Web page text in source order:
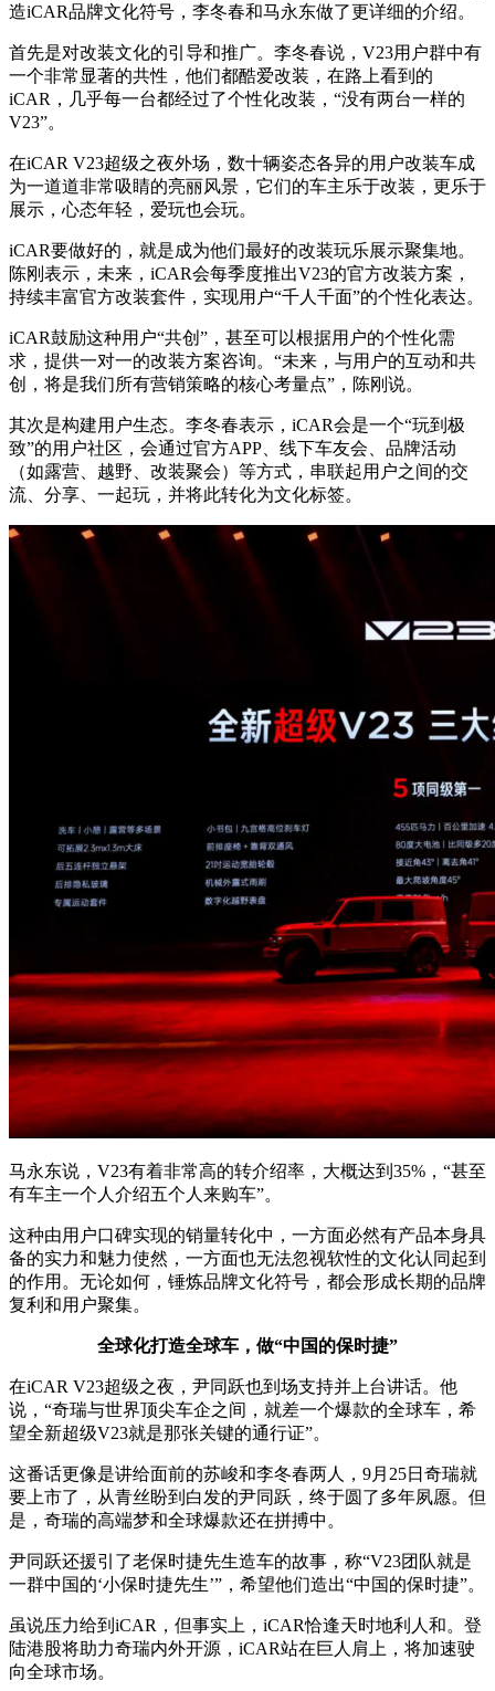
造iCAR品牌文化符号，李冬春和马永东做了更详细的介绍。
首先是对改装文化的引导和推广。李冬春说，V23用户群中有
一个非常显著的共性，他们都酷爱改装，在路上看到的
iCAR，几乎每一台都经过了个性化改装，“没有两台一样的
V23”。
在iCAR V23超级之夜外场，数十辆姿态各异的用户改装车成
为一道道非常吸睛的亮丽风景，它们的车主乐于改装，更乐于
展示，心态年轻，爱玩也会玩。
iCAR要做好的，就是成为他们最好的改装玩乐展示聚集地。
陈刚表示，未来，iCAR会每季度推出V23的官方改装方案，
持续丰富官方改装套件，实现用户“千人千面”的个性化表达。
iCAR鼓励这种用户“共创”，甚至可以根据用户的个性化需
求，提供一对一的改装方案咨询。“未来，与用户的互动和共
创，将是我们所有营销策略的核心考量点”，陈刚说。
其次是构建用户生态。李冬春表示，iCAR会是一个“玩到极
致”的用户社区，会通过官方APP、线下车友会、品牌活动
（如露营、越野、改装聚会）等方式，串联起用户之间的交
流、分享、一起玩，并将此转化为文化标签。
马永东说，V23有着非常高的转介绍率，大概达到35%，“甚至
有车主一个人介绍五个人来购车”。
这种由用户口碑实现的销量转化中，一方面必然有产品本身具
备的实力和魅力使然，一方面也无法忽视软性的文化认同起到
的作用。无论如何，锤炼品牌文化符号，都会形成长期的品牌
复利和用户聚集。
全球化打造全球车，做“中国的保时捷”
在iCAR V23超级之夜，尹同跃也到场支持并上台讲话。他
说，“奇瑞与世界顶尖车企之间，就差一个爆款的全球车，希
望全新超级V23就是那张关键的通行证”。
这番话更像是讲给面前的苏峻和李冬春两人，9月25日奇瑞就
要上市了，从青丝盼到白发的尹同跃，终于圆了多年夙愿。但
是，奇瑞的高端梦和全球爆款还在拼搏中。
尹同跃还援引了老保时捷先生造车的故事，称“V23团队就是
一群中国的‘小保时捷先生’”，希望他们造出“中国的保时捷”。
虽说压力给到iCAR，但事实上，iCAR恰逢天时地利人和。登
陆港股将助力奇瑞内外开源，iCAR站在巨人肩上，将加速驶
向全球市场。